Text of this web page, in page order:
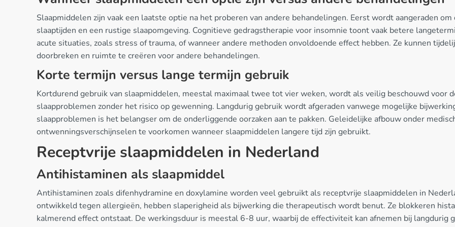
Slaapmiddelen zijn vaak een laatste optie na het proberen van andere behandelingen. Eerst wordt aangeraden
slaaptijden en een rustige slaapomgeving. Cognitieve gedragstherapie voor insomnie toont vaak betere
acute situaties, zoals stress of trauma, of wanneer andere methoden onvoldoende effect hebben. Ze kunnen
doorbreken en ruimte te creëren voor andere behandelingen.
Korte termijn versus lange termijn gebruik
Kortdurend gebruik van slaapmiddelen, meestal maximaal twee tot vier weken, wordt als veilig beschouwd voor
slaapproblemen zonder het risico op gewenning. Langdurig gebruik wordt afgeraden vanwege mogelijke
slaapproblemen is het belangser om de onderliggende oorzaken aan te pakken. Geleidelijke afbouw onder
ontwenningsverschijnselen te voorkomen wanneer slaapmiddelen langere tijd zijn gebruikt.
Receptvrije slaapmiddelen in Nederland
Antihistaminen als slaapmiddel
Antihistaminen zoals difenhydramine en doxylamine worden veel gebruikt als receptvrije slaapmiddelen in
ontwikkeld tegen allergieën, hebben slaperigheid als bijwerking die therapeutisch wordt benut. Ze blokkeren
kalmerend effect ontstaat. De werkingsduur is meestal 6-8 uur, waarbij de effectiviteit kan afnemen bij langdurig